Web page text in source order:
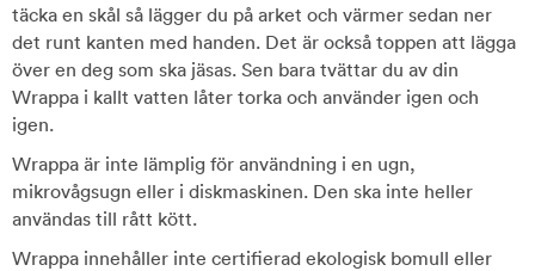
täcka en skål så lägger du på arket och värmer sedan ner
det runt kanten med handen. Det är också toppen att lägga
över en deg som ska jäsas. Sen bara tvättar du av din
Wrappa i kallt vatten låter torka och använder igen och
igen.
Wrappa är inte lämplig för användning i en ugn,
mikrovågsugn eller i diskmaskinen. Den ska inte heller
användas till rått kött.
Wrappa innehåller inte certifierad ekologisk bomull eller